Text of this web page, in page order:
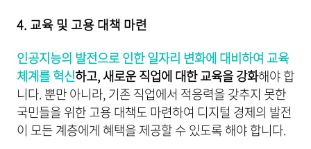
4. 교육 및 고용 대책 마련
인공지능의 발전으로 인한 일자리 변화에 대비하여 교육
체계를 혁신하고, 새로운 직업에 대한 교육을 강화해야 합
니다. 뿐만 아니라, 기존 직업에서 적응력을 갖추지 못한
국민들을 위한 고용 대책도 마련하여 디지털 경제의 발전
이 모든 계층에게 혜택을 제공할 수 있도록 해야 합니다.